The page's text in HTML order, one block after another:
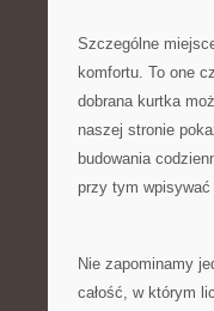
Szczególne
komfortu. To one
dobrana kurtka
naszej stronie
budowania
przy tym
Nie zapominamy
całość, w którym